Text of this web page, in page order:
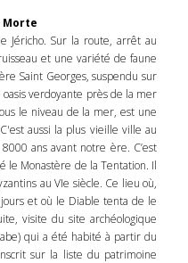
Morte
Jéricho. Sur la route, arrêt au
et une variété de faune
Saint Georges, suspendu sur
oasis verdoyante près de la mer
le niveau de la mer, est une
aussi la plus vieille ville au
ans avant notre ère. C’est
le Monastère de la Tentation. Il
au VIe siècle. Ce lieu où,
et où le Diable tenta de le
visite du site archéologique
qui a été habité à partir du
sur la liste du patrimoine